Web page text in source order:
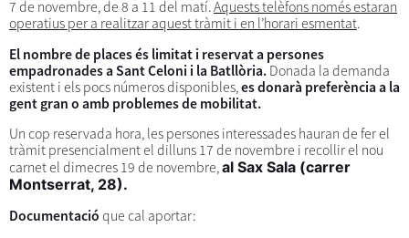
7 de novembre, de 8 a 11 del matí.Aquests telèfons només estaran
operatius per a realitzar aquest tràmit i en l’horari esmentat.
El nombre de places és limitat i reservat a persones
empadronades a Sant Celoni i la Batllòria. Donada la demanda
existent i els pocs números disponibles, es donarà preferència a la
gent gran o amb problemes de mobilitat.
Un cop reservada hora, les persones interessades hauran de fer el
tràmit presencialment el dilluns 17 de novembre i recollir el nou
carnet el dimecres 19 de novembre,al Sax Sala (carrer
Montserrat, 28).
Documentació que cal aportar: